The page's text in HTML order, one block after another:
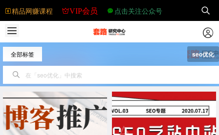
精品网赚课程 VIP会员 点击关注公众号
全部标签 seo优化